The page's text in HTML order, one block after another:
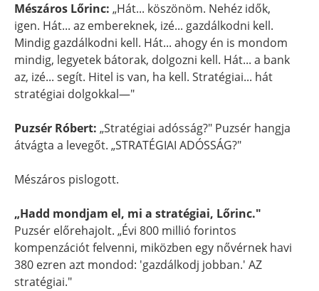
Mészáros Lőrinc: „Hát... köszönöm. Nehéz idők,
igen. Hát... az embereknek, izé... gazdálkodni kell.
Mindig gazdálkodni kell. Hát... ahogy én is mondom
mindig, legyetek bátorak, dolgozni kell. Hát... a bank
az, izé... segít. Hitel is van, ha kell. Stratégiai... hát
stratégiai dolgokkal—"
Puzsér Róbert: „Stratégiai adósság?" Puzsér hangja
átvágta a levegőt. „STRATÉGIAI ADÓSSÁG?"
Mészáros pislogott.
„Hadd mondjam el, mi a stratégiai, Lőrinc."
Puzsér előrehajolt. „Évi 800 millió forintos
kompenzációt felvenni, miközben egy nővérnek havi
380 ezren azt mondod: 'gazdálkodj jobban.' AZ
stratégiai."